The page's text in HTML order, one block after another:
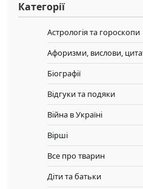
Категорії
Астрологія та гороскопи
Афоризми, вислови,
Біографії
Відгуки та подяки
Війна в Україні
Вірші
Все про тварин
Діти та батьки